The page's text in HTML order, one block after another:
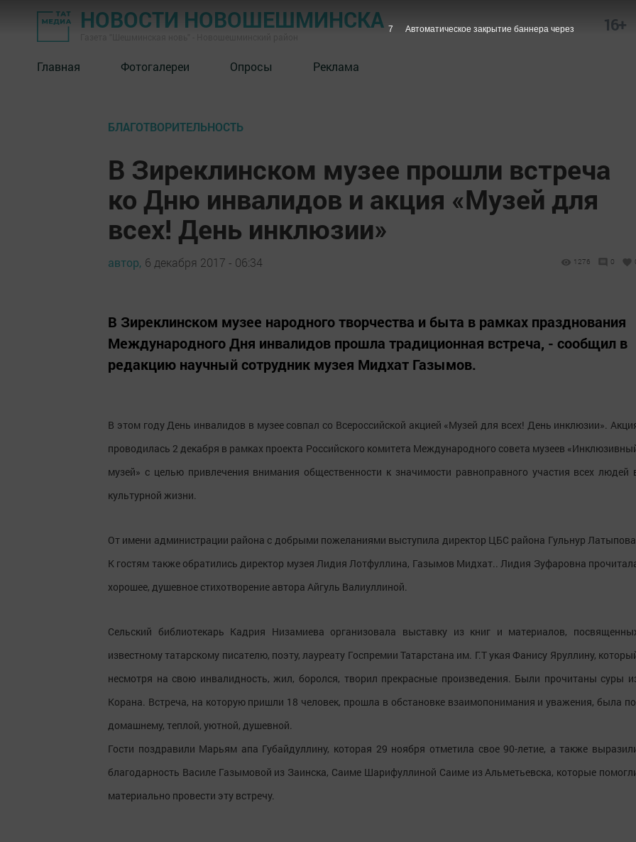
НОВОСТИ НОВОШЕШМИНСКА 16+
Главная Фотогалереи Опросы Реклама
БЛАГОТВОРИТЕЛЬНОСТЬ
В Зиреклинском музее прошли встреча
ко Дню инвалидов и акция «Музей для
всех! День инклюзии»
автор, 6 декабря 2017 - 06:34 1276 0
В Зиреклинском музее народного творчества и быта в рамках празднования
Международного Дня инвалидов прошла традиционная встреча, - сообщил в
редакцию научный сотрудник музея Мидхат Газымов.
В этом году День инвалидов в музее совпал со Всероссийской акцией «Музей для всех! День инклюзии».
проводилась 2 декабря в рамках проекта Российского комитета Международного совета музеев
музей» с целью привлечения внимания общественности к значимости равноправного участия всех людей
культурной жизни.
От имени администрации района с добрыми пожеланиями выступила директор ЦБС района Гульнур
К гостям также обратились директор музея Лидия Лотфуллина, Газымов Мидхат.. Лидия Зуфаровна
хорошее, душевное стихотворение автора Айгуль Валиуллиной.
Сельский библиотекарь Кадрия Низамиева организовала выставку из книг и материалов,
известному татарскому писателю, поэту, лауреату Госпремии Татарстана им. Г.Т укая Фанису Яруллину,
несмотря на свою инвалидность, жил, боролся, творил прекрасные произведения. Были прочитаны суры
Корана. Встреча, на которую пришли 18 человек, прошла в обстановке взаимопонимания и уважения, была
домашнему, теплой, уютной, душевной.
Гости поздравили Марьям апа Губайдуллину, которая 29 ноября отметила свое 90-летие, а также
благодарность Василе Газымовой из Заинска, Саиме Шарифуллиной Саиме из Альметьевска, которые
материально провести эту встречу.
7 Автоматическое закрытие баннера через